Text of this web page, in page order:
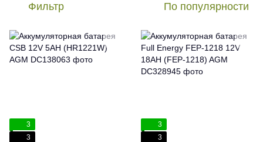
Фильтр По популярности
3
3
3
3